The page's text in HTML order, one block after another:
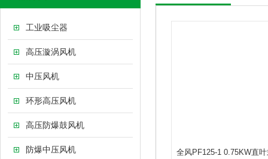
工业吸尘器
高压漩涡风机
中压风机
环形高压风机
高压防爆鼓风机
防爆中压风机
全风PF125-1 0.75KW直